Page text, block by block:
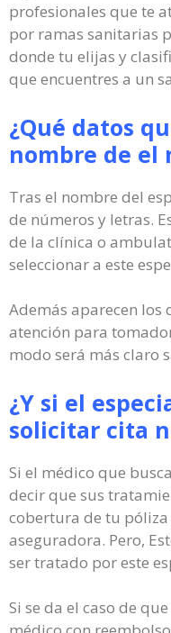
profesionales que te
por ramas sanitarias
donde tu elijas y
que encuentres a un
¿Qué datos
nombre de el
Tras el nombre del
de números y letras.
de la clínica o
seleccionar a este
Además aparecen los
atención para
modo será más claro
¿Y si el
solicitar cita
Si el médico que
decir que sus
cobertura de tu
aseguradora. Pero,
ser tratado por este
Si se da el caso de